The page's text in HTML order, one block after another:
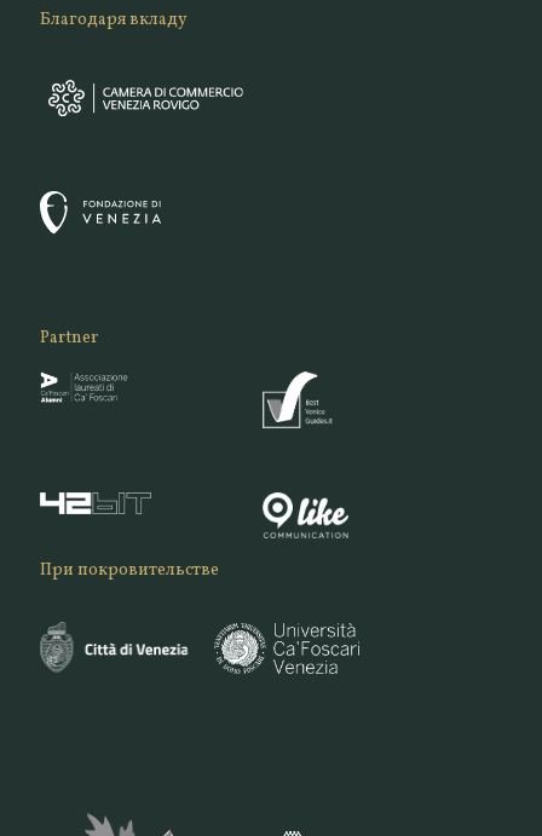
Благодаря вкладу
Partner
При покровительстве